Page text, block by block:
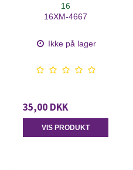
16
16XM-4667
Ikke på lager
35,00 DKK
VIS PRODUKT